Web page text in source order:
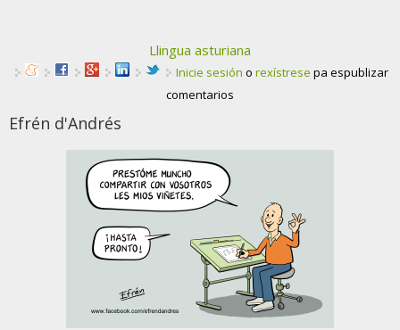
Llingua asturiana
Inicie sesión o rexístrese pa espublizar
comentarios
Efrén d'Andrés